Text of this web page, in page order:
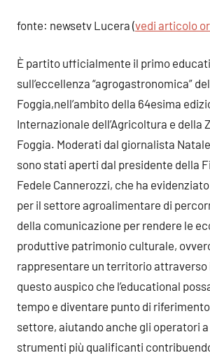
fonte: newsetv Lucera (vedi articolo
È partito ufficialmente il primo
sull’eccellenza “agrogastronomica”
Foggia,nell’ambito della 64esima
Internazionale dell’Agricoltura e della
Foggia. Moderati dal giornalista
sono stati aperti dal presidente della
Fedele Cannerozzi, che ha
per il settore agroalimentare di
della comunicazione per rendere le
produttive patrimonio culturale,
rappresentare un territorio attraverso
questo auspico che l’educational
tempo e diventare punto di
settore, aiutando anche gli operatori
strumenti più qualificanti